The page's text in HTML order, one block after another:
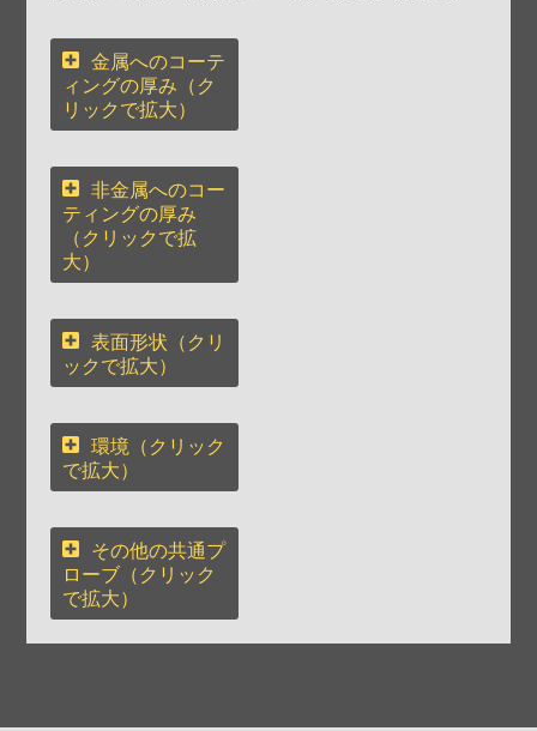
金属へのコーテ
ィングの厚み （ク
リックで拡大）
非金属へのコー
ティングの厚み
（クリックで拡
大）
表面形状 （クリ
ックで拡大）
環境 （クリック
で拡大）
その他の共通プ
ローブ （クリック
で拡大）